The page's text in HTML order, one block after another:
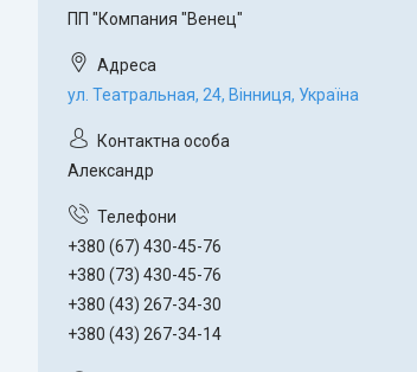
ПП "Компания "Венец"
ул. Театральная, 24, Вінниця, Україна
Александр
+380 (67) 430-45-76
+380 (73) 430-45-76
+380 (43) 267-34-30
+380 (43) 267-34-14